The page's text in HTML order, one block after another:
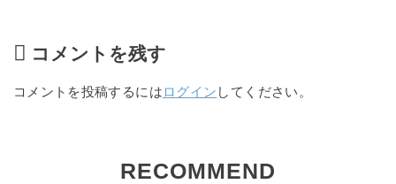
コメントを残す
コメントを投稿するにはログイン してください。
RECOMMEND